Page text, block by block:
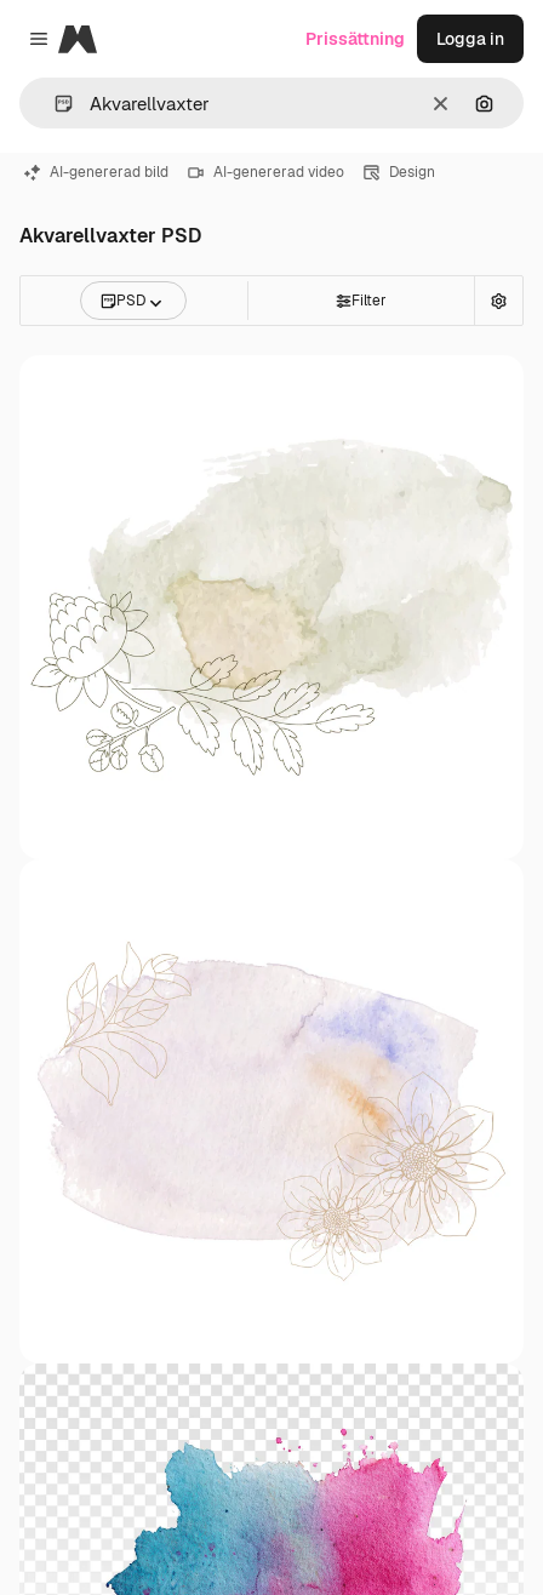
Close menu
Magnific
RensaSök
Prissättning Logga in
AI-genererad bild AI-genererad video Design
Akvarellvaxter PSD
PSD Filter